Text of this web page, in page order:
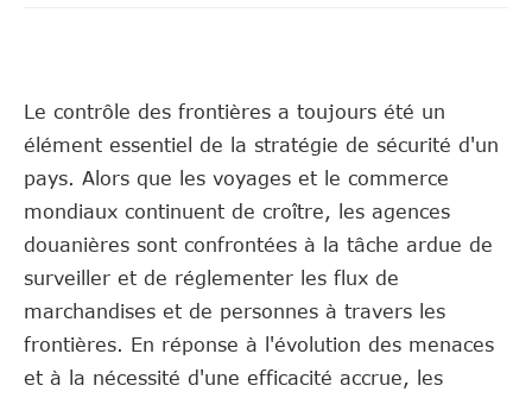
Le contrôle des frontières a toujours été un
élément essentiel de la stratégie de sécurité d'un
pays. Alors que les voyages et le commerce
mondiaux continuent de croître, les agences
douanières sont confrontées à la tâche ardue de
surveiller et de réglementer les flux de
marchandises et de personnes à travers les
frontières. En réponse à l'évolution des menaces
et à la nécessité d'une efficacité accrue, les